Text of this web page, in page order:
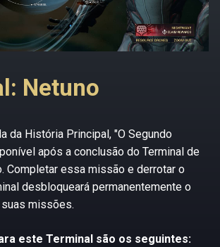
Netuno
da História Principal, "O Segundo
após a conclusão do Terminal de
Completar essa missão e derrotar o
desbloqueará permanentemente o
missões.
este Terminal são os seguintes: